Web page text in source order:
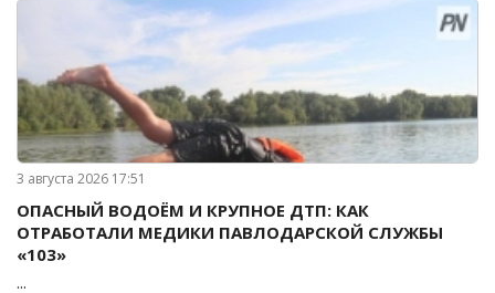
3 августа 2026 17:51
ОПАСНЫЙ ВОДОЁМ И КРУПНОЕ ДТП: КАК
ОТРАБОТАЛИ МЕДИКИ ПАВЛОДАРСКОЙ СЛУЖБЫ
«103»
...